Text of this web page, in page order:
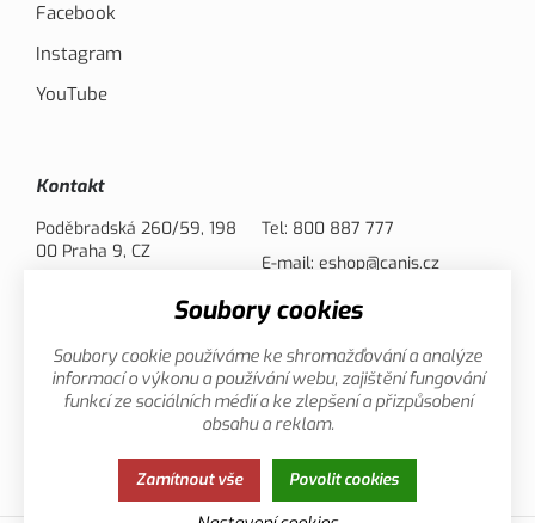
Facebook
Instagram
YouTube
Kontakt
Poděbradská 260/59, 198
00 Praha 9, CZ
Tel: 800 887 777
E-mail: eshop@canis.cz
Možnosti platby
Zásady ochrany osobních údajů
Soubory cookies
Soubory cookie používáme ke shromažďování a analýze
informací o výkonu a používání webu, zajištění fungování
funkcí ze sociálních médií a ke zlepšení a přizpůsobení
obsahu a reklam.
Zamítnout vše Povolit cookies